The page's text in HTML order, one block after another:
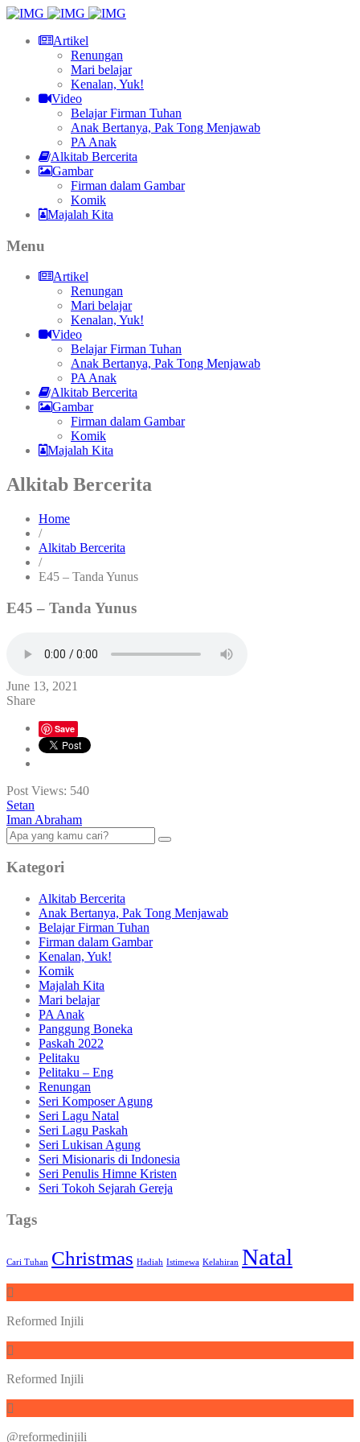
Artikel
Renungan
Mari belajar
Kenalan, Yuk!
Video
Belajar Firman Tuhan
Anak Bertanya, Pak Tong Menjawab
PA Anak
Alkitab Bercerita
Gambar
Firman dalam Gambar
Komik
Majalah Kita
Menu
Artikel
Renungan
Mari belajar
Kenalan, Yuk!
Video
Belajar Firman Tuhan
Anak Bertanya, Pak Tong Menjawab
PA Anak
Alkitab Bercerita
Gambar
Firman dalam Gambar
Komik
Majalah Kita
Alkitab Bercerita
Home
/
Alkitab Bercerita
/
E45 – Tanda Yunus
E45 – Tanda Yunus
June 13, 2021
Share
Save
Post Views: 540
Setan
Iman Abraham
Kategori
Alkitab Bercerita
Anak Bertanya, Pak Tong Menjawab
Belajar Firman Tuhan
Firman dalam Gambar
Kenalan, Yuk!
Komik
Majalah Kita
Mari belajar
PA Anak
Panggung Boneka
Paskah 2022
Pelitaku
Pelitaku – Eng
Renungan
Seri Komposer Agung
Seri Lagu Natal
Seri Lagu Paskah
Seri Lukisan Agung
Seri Misionaris di Indonesia
Seri Penulis Himne Kristen
Seri Tokoh Sejarah Gereja
Tags
Cari Tuhan Christmas Hadiah Istimewa Kelahiran Natal
Reformed Injili
Reformed Injili
@reformedinjili